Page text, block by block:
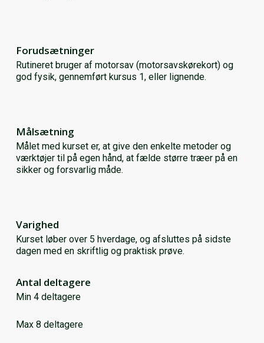
Forudsætninger
Rutineret bruger af motorsav (motorsavskørekort) og
god fysik, gennemført kursus 1, eller lignende.
Målsætning
Målet med kurset er, at give den enkelte metoder og
værktøjer til på egen hånd, at fælde større træer på en
sikker og forsvarlig måde.
Varighed
Kurset løber over 5 hverdage, og afsluttes på sidste
dagen med en skriftlig og praktisk prøve.
Antal deltagere
Min 4 deltagere
Max 8 deltagere